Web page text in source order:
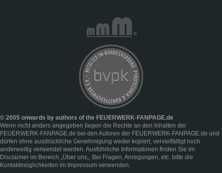
© 2005 onwards by authors of the FEUERWERK-FANPAGE.de
Wenn nicht anders angegeben liegen die Rechte an den Inhalten der
FEUERWERK-FANPAGE.de bei den Autoren der FEUERWERK-FANPAGE.de und
dürfen ohne ausdrückliche Genehmigung weder kopiert, vervielfältigt noch
anderweitig verwendet werden. Ausführliche Informationen finden Sie im
Disclaimer im Bereich „Über uns„. Bei Fragen, Anregungen, etc. bitte die
Kontaktmöglichkeiten im Impressum verwenden.